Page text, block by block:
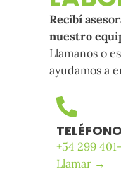
Recibí
nuestro
Llamanos o
ayudamos a
TELÉFONO
+54 299
Llamar →